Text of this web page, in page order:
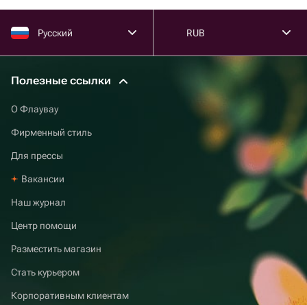
Русский RUB
Полезные ссылки
О Флаувау
Фирменный стиль
Для прессы
Вакансии
Наш журнал
Центр помощи
Разместить магазин
Стать курьером
Корпоративным клиентам